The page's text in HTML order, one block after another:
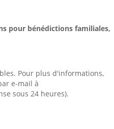
pour bénédictions familiales,
Pour plus d'informations,
e-mail à
sous 24 heures).